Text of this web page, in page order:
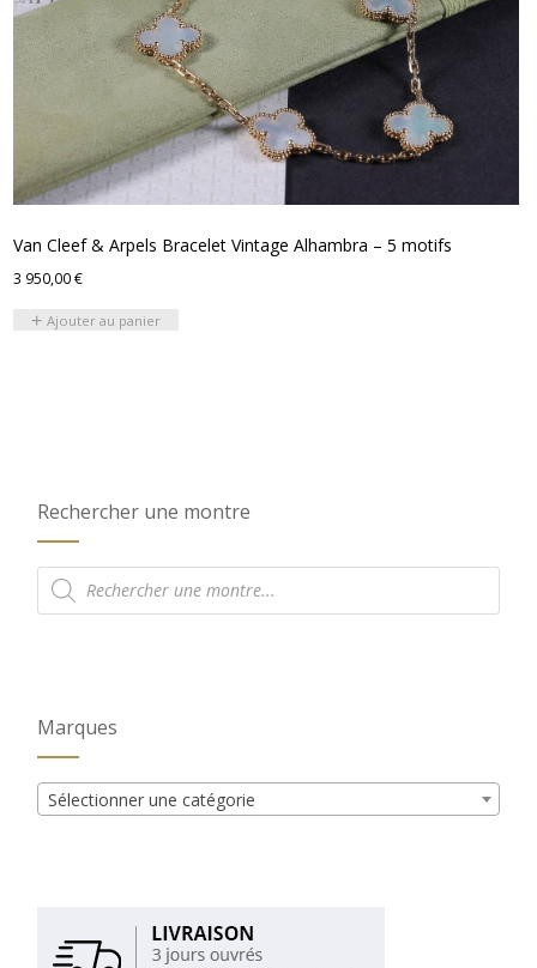
Van Cleef & Arpels Bracelet Vintage Alhambra – 5 motifs
3 950,00€
Ajouter au panier
Rechercher une montre
Recherche
de
produits
Marques
Sélectionner une catégorie